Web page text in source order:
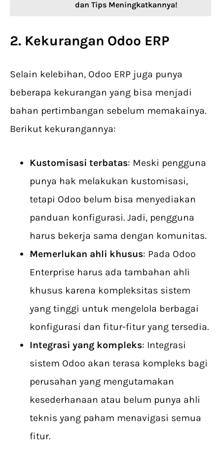
dan Tips Meningkatkannya!
2. Kekurangan Odoo ERP
Selain kelebihan, Odoo ERP juga punya
beberapa kekurangan yang bisa menjadi
bahan pertimbangan sebelum memakainya.
Berikut kekurangannya:
Kustomisasi terbatas: Meski pengguna
punya hak melakukan kustomisasi,
tetapi Odoo belum bisa menyediakan
panduan konfigurasi. Jadi, pengguna
harus bekerja sama dengan komunitas.
Memerlukan ahli khusus: Pada Odoo
Enterprise harus ada tambahan ahli
khusus karena kompleksitas sistem
yang tinggi untuk mengelola berbagai
konfigurasi dan fitur-fitur yang tersedia.
Integrasi yang kompleks: Integrasi
sistem Odoo akan terasa kompleks bagi
perusahan yang mengutamakan
kesederhanaan atau belum punya ahli
teknis yang paham menavigasi semua
fitur.